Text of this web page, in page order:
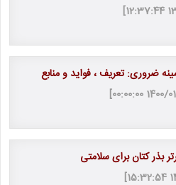
ضروری: تعریف ، فواید و منابع